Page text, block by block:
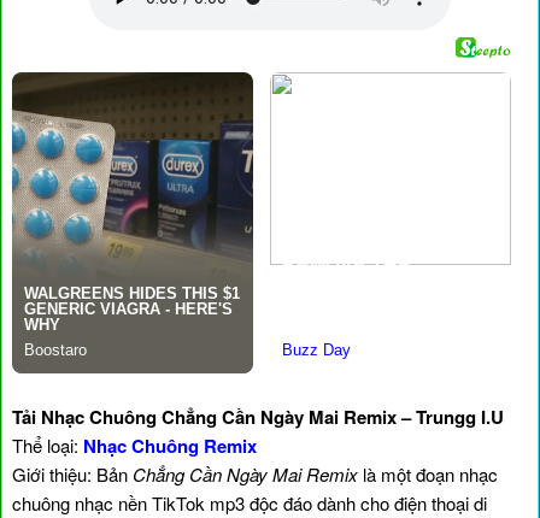
Tải Nhạc Chuông Chẳng Cần Ngày Mai Remix – Trungg I.U
Thể loại: Nhạc Chuông Remix
Giới thiệu: Bản Chẳng Cần Ngày Mai Remix là một đoạn nhạc
chuông nhạc nền TikTok mp3 độc đáo dành cho điện thoại di